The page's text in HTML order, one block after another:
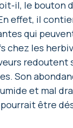
il, le bouton
effet, il
qui
chez les
redoutent
Son
et mal
pourrait être